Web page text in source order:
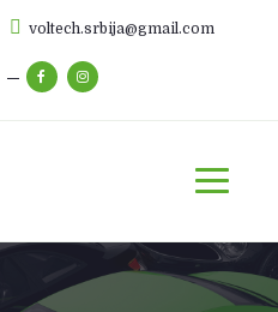
voltech.srbija@gmail.com